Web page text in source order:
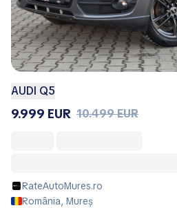
AUDI Q5
9.999 EUR 10.499 EUR
RateAutoMures.ro
România, Mureș